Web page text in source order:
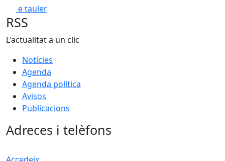
e tauler
RSS
L'actualitat a un clic
Notícies
Agenda
Agenda política
Avisos
Publicacions
Adreces i telèfons